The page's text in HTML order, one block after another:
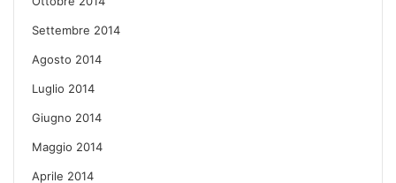
Settembre 2014
Agosto 2014
Luglio 2014
Giugno 2014
Maggio 2014
Aprile 2014